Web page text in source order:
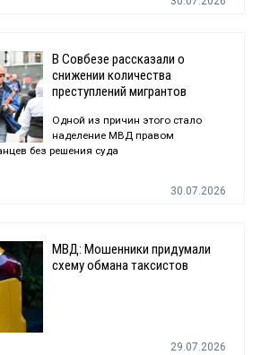
В Совбезе рассказали о
снижении количества
преступлений мигрантов
Одной из причин этого стало
наделение МВД правом
без решения суда
30.07.2026
МВД: Мошенники придумали
схему обмана таксистов
29.07.2026